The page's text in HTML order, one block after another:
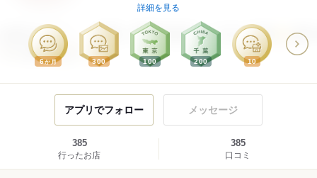
詳細を見る
6か月 300 100 200 10
アプリでフォロー メッセージ
385
行ったお店
385
口コミ